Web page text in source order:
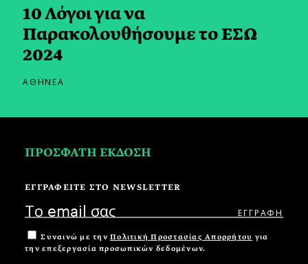
10 Λόγοι για να
Παρακολουθήσουμε το ΕΣΩ
2024
ΑΘΗΝΕΑ
ΠΡΟΣΦΑΤΗ ΕΚΔΟΣΗ
ΕΓΓΡΑΦΕΙΤΕ ΣΤΟ NEWSLETTER
Συναινώ με την Πολιτική Προστασίας Απορρήτου για
την επεξεργασία προσωπικών δεδομένων.